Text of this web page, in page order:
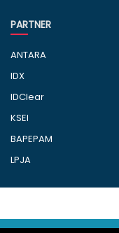
PARTNER
ANTARA
IDX
IDClear
KSEI
BAPEPAM
LPJA